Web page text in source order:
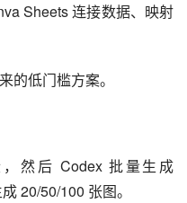
Sheets 连接数据、映射
的低门槛方案。
然后 Codex 批量生成
20/50/100 张图。